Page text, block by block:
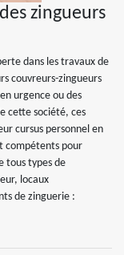
zingueurs
dans les travaux de
couvreurs-zingueurs
urgence ou des
cette société, ces
cursus personnel en
compétents pour
tous types de
locaux
de zinguerie :